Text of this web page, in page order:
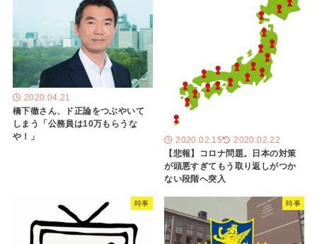
2020.04.21
橋下徹さん、ド正論をつぶやいて
しまう「公務員は10万もらうな
や！」
2020.02.15 2020.02.22
【悲報】コロナ問題。日本の対策
が頭悪すぎてもう取り返しがつか
ない段階へ突入
時事 時事